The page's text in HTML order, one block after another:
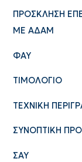
ΠΡΟΣΚΛΗΣΗ
ME ΑΔΑΜ
ΦΑΥ
ΤΙΜΟΛΟΓΙΟ
ΤΕΧΝΙΚΗ
ΣΥΝΟΠΤΙΚΗ
ΣΑΥ